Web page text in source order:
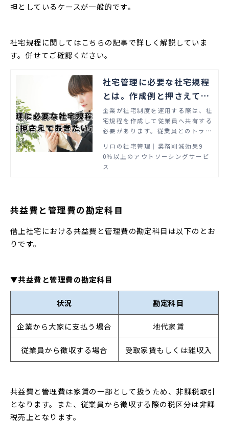
担としているケースが一般的です。
社宅規程に関してはこちらの記事で詳しく解説していま
す。併せてご確認ください。
社宅管理に必要な社宅規程
とは。作成例と押さえてお
きたいポイント
企業が社宅制度を運用する際は、社
宅規程を作成して従業員へ共有する
必要があります。従業員とのトラブ
ます。この記事では、社宅規程の概
要や記載する項目、一般的な作成
例、従業員の満足度を高めるポイン
リロの社宅管理│業務削減効果9
0％以上のアウトソーシングサービ
ス
共益費と管理費の勘定科目
借上社宅における共益費と管理費の勘定科目は以下のとお
りです。
▼共益費と管理費の勘定科目
状況 勘定科目
企業から大家に支払う場合 地代家賃
従業員から徴収する場合 受取家賃もしくは雑収入
共益費と管理費は家賃の一部として扱うため、非課税取引
となります。また、従業員から徴収する際の税区分は非課
税売上となります。